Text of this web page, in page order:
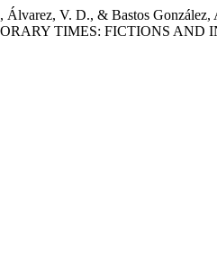
Álvarez, V. D., & Bastos
TIMES: FICTIONS AND